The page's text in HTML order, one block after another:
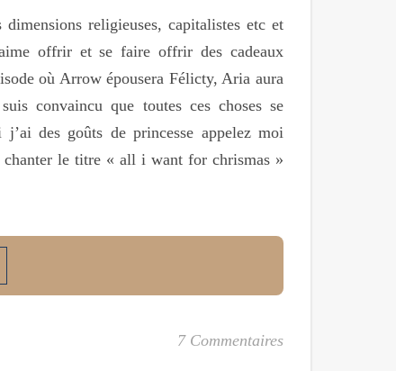
religieuses, capitalistes etc et
offrir et se faire offrir des cadeaux
où Arrow épousera Félicty, Aria aura
convaincu que toutes ces choses se
des goûts de princesse appelez moi
chanter le titre « all i want for chrismas »
7 Commentaires